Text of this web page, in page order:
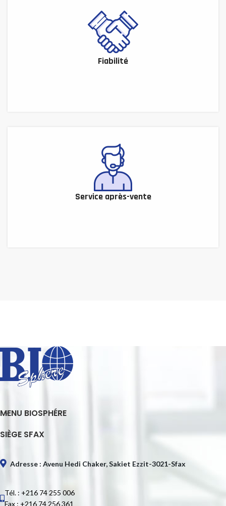
Fiabilité
Service après-vente
MENU BIOSPHÉRE
SIÈGE SFAX
Adresse : Avenu Hedi Chaker, Sakiet Ezzit-3021-Sfax
Tél. : +216 74 255 006
Fax : +216 74 256 361